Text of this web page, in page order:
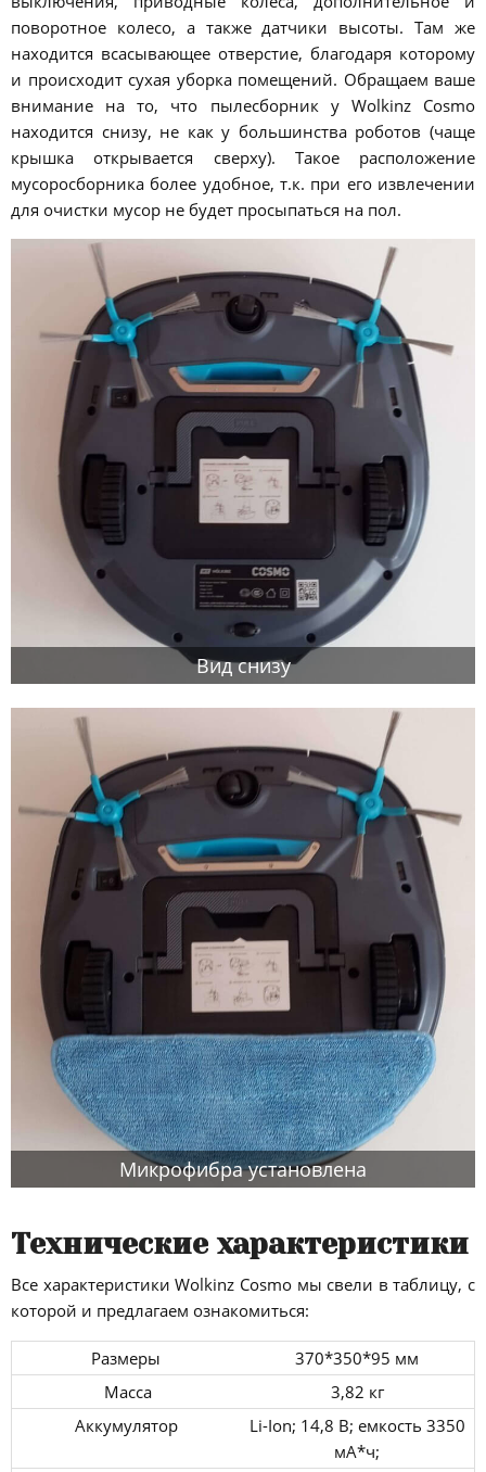
поворотное колесо, а также датчики высоты. Там же
находится всасывающее отверстие, благодаря которому
и происходит сухая уборка помещений. Обращаем ваше
внимание на то, что пылесборник у Wolkinz Cosmo
находится снизу, не как у большинства роботов (чаще
крышка открывается сверху). Такое расположение
мусоросборника более удобное, т.к. при его извлечении
для очистки мусор не будет просыпаться на пол.
Вид снизу
Микрофибра установлена
Технические характеристики
Все характеристики Wolkinz Cosmo мы свели в таблицу, с
которой и предлагаем ознакомиться:
Размеры
370*350*95 мм
Масса
3,82 кг
Аккумулятор
Li-Ion; 14,8 В; емкость 3350
мА*ч;